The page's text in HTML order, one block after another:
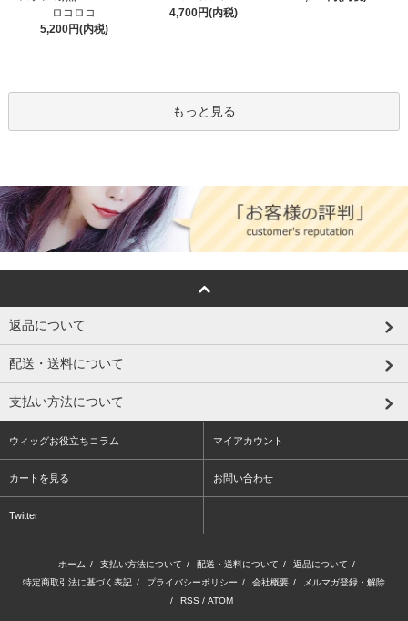
ロコロコ
5,200円(内税)
4,700円(内税)
もっと見る
返品について
配送・送料について
支払い方法について
ウィッグお役立ちコラム マイアカウント
カートを見る お問い合わせ
Twitter
ホーム / 支払い方法について / 配送・送料について / 返品について /
特定商取引法に基づく表記 / プライバシーポリシー / 会社概要 /
メルマガ登録・解除
/
RSS / ATOM